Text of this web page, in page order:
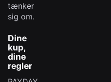
tænker
sig om.
Dine
kup,
dine
regler